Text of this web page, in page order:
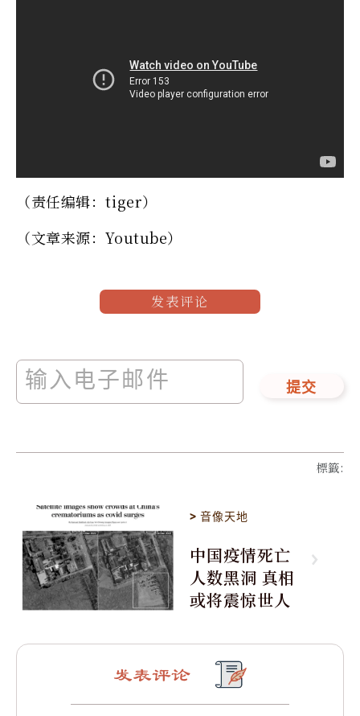
（责任编辑：tiger）
（文章来源：Youtube）
发表评论
提交
標籤:
>音像天地
中国疫情死亡
人数黑洞 真相
或将震惊世人
发表评论